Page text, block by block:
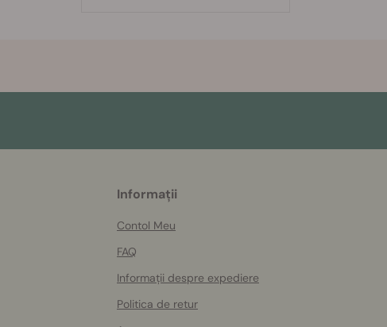
Informații
Contol Meu
FAQ
Informații despre expediere
Politica de retur